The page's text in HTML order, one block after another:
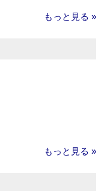
もっと見る »
もっと見る »